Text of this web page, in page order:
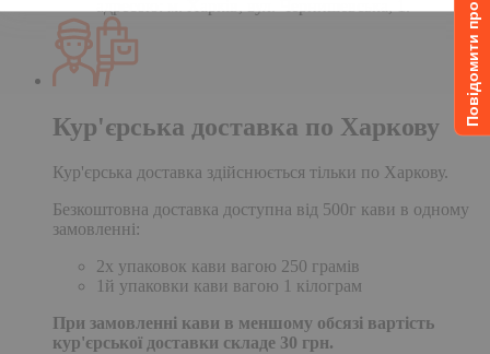
Кур'єрська доставка по Харкову
Кур'єрська доставка здійснюється тільки по Харкову.
Безкоштовна доставка доступна від 500г кави в одному
замовленні:
2х упаковок кави вагою 250 грамів
1й упаковки кави вагою 1 кілограм
При замовленні кави в меншому обсязі вартість
кур'єрської доставки складе 30 грн.